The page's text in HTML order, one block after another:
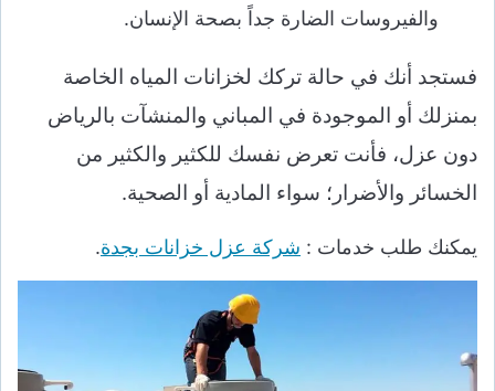
والفيروسات الضارة جداً بصحة الإنسان.
فستجد أنك في حالة تركك لخزانات المياه الخاصة
بمنزلك أو الموجودة في المباني والمنشآت بالرياض
دون عزل، فأنت تعرض نفسك للكثير والكثير من
الخسائر والأضرار؛ سواء المادية أو الصحية.
يمكنك طلب خدمات : شركة عزل خزانات بجدة.